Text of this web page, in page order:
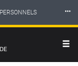
PERSONNELS ⸱⸱⸱